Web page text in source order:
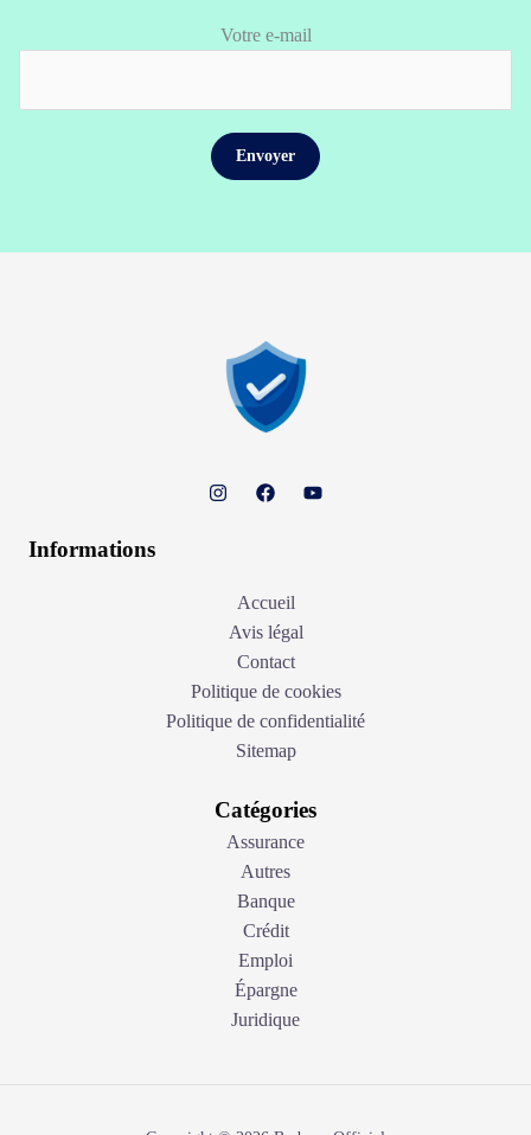
Votre e-mail
Informations
Accueil
Avis légal
Contact
Politique de cookies
Politique de confidentialité
Sitemap
Catégories
Assurance
Autres
Banque
Crédit
Emploi
Épargne
Juridique